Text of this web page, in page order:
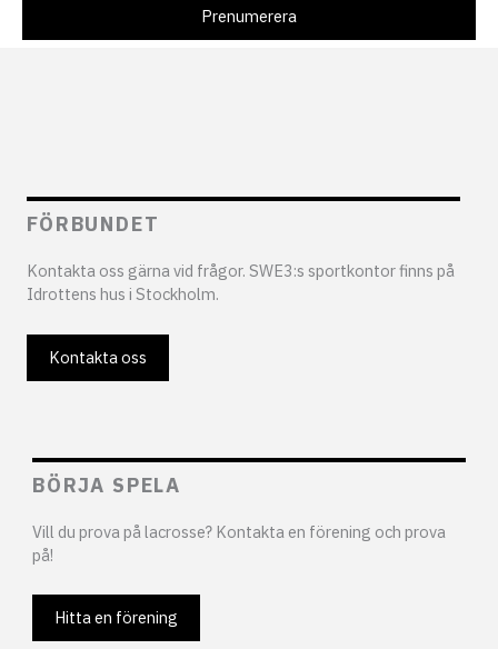
FÖRBUNDET
Kontakta oss gärna vid frågor. SWE3:s sportkontor finns på
Idrottens hus i Stockholm.
Kontakta oss
BÖRJA SPELA
Vill du prova på lacrosse? Kontakta en förening och prova
på!
Hitta en förening